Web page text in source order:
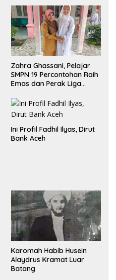
Zahra Ghassani, Pelajar
SMPN 19 Percontohan Raih
Emas dan Perak Liga
Ini Profil Fadhil Ilyas, Dirut
Bank Aceh
Karomah Habib Husein
Alaydrus Kramat Luar
Batang